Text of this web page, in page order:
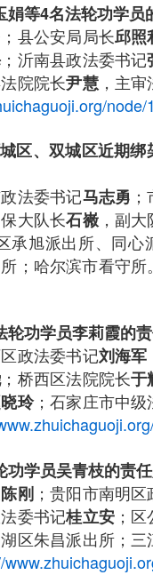
娟等4名法轮功学员
；县公安局局长邱照
；沂南县政法委书记
院院长尹慧，主审
node/
区、双城区近期绑
法委书记马志勇
大队长石嶶，副大
承旭派出所、同心
；哈尔滨市看守
轮功学员李莉霞的
政法委书记刘海军
；桥西区法院院长于
玲；石家庄市中级
功学员吴青枝的责
陈刚；贵阳市南明区
委书记桂立安 ；
区朱昌派出所；